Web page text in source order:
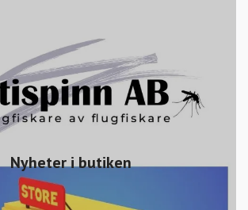
Nyheter i butiken